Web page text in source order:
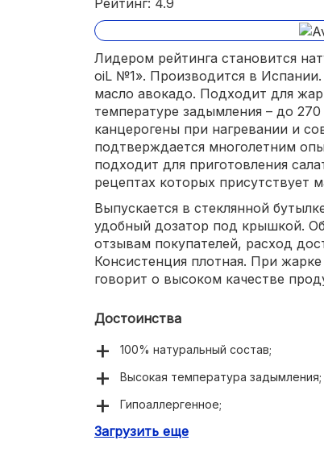
Рейтинг: 4.9
Лидером рейтинга становится
oiL №1». Производится в
масло авокадо. Подходит для
температуре задымления – до
канцерогены при нагревании и
подтверждается многолетним
подходит для приготовления
рецептах которых присутствует
Выпускается в стеклянной
удобный дозатор под крышкой.
отзывам покупателей, расход
Консистенция плотная. При
говорит о высоком качестве
Достоинства
100% натуральный состав;
Высокая температура задымления;
Гипоаллергенное;
Экономичный расход;
Загрузить еще